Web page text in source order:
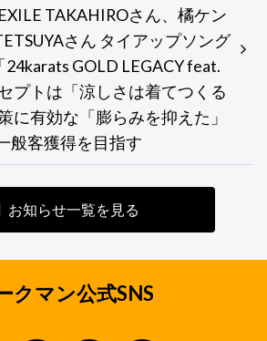
TAKAHIROさん、橘ケン
さん タイアップソング
GOLD LEGACY feat.
プトは「涼しさは着てつくる
に有効な「膨らみを抑えた」
般客獲得を目指す
お知らせ一覧を見る
クマン公式SNS